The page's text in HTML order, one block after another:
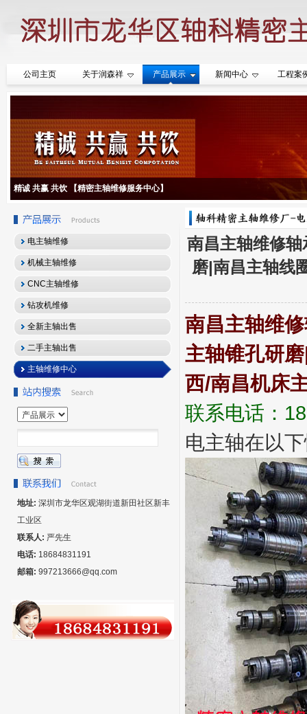
公司主页 关于润森祥 产品展示 新闻中心 工程案
精诚 共赢 共饮 【精密主轴维修服务中心】
南昌主轴维修
磨|南昌主轴线
南昌主轴维
主轴锥孔研
西/南昌机床
联系电话：
电主轴在以
电主轴维修
机械主轴维修
CNC主轴维修
钻攻机维修
全新主轴出售
二手主轴出售
主轴维修中心
地址: 深圳市龙华区观湖街道新田社区新丰
工业区
联系人: 严先生
电话: 18684831191
邮箱: 997213666@qq.com